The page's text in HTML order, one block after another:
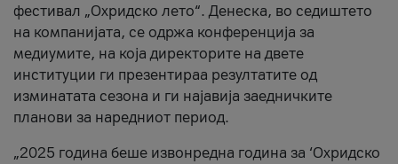
фестивал „Охридско лето“. Денеска, во седиштето
на компанијата, се одржа конференција за
медиумите, на која директорите на двете
институции ги презентираа резултатите од
изминатата сезона и ги најавија заедничките
планови за наредниот период.
„2025 година беше извонредна година за ‘Охридско